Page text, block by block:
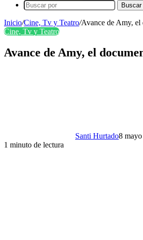
Buscar
Inicio/Cine, Tv y Teatro/Avance de Amy, el
Cine, Tv y Teatro
Avance de Amy, el
Santi Hurtado8
1 minuto de lectura